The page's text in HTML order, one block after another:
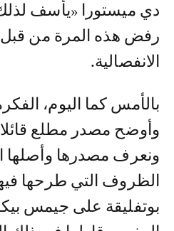
دي ميستورا «يأسف
رفض هذه المرة من قبل
الانفصالية.
بالأمس كما اليوم،
وأوضح مصدر مطلع قائلا:
ونعرف مصدرها وأصلها
الظروف التي طرحها
بوتفليقة على جيمس